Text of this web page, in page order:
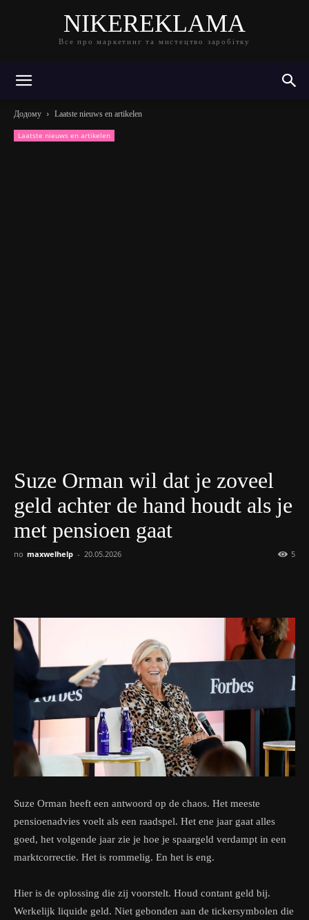
NIKEREKLAMA
Все про маркетинг та мистецтво заробітку
Додому Laatste nieuws en artikelen
Laatste nieuws en artikelen
Suze Orman wil dat je zoveel
geld achter de hand houdt als je
met pensioen gaat
по maxwelhelp - 20.05.2026 5
Suze Orman heeft een antwoord op de chaos. Het meeste
pensioenadvies voelt als een raadspel. Het ene jaar gaat alles
goed, het volgende jaar zie je hoe je spaargeld verdampt in een
marktcorrectie. Het is rommelig. En het is eng.
Hier is de oplossing die zij voorstelt. Houd contant geld bij.
Werkelijk liquide geld. Niet gebonden aan de tickersymbolen die